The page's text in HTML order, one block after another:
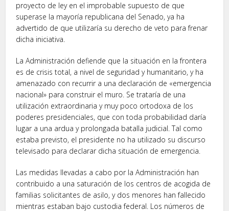
proyecto de ley en el improbable supuesto de que
superase la mayoría republicana del Senado, ya ha
advertido de que utilizaría su derecho de veto para frenar
dicha iniciativa.
La Administración defiende que la situación en la frontera
es de crisis total, a nivel de seguridad y humanitario, y ha
amenazado con recurrir a una declaración de «emergencia
nacional» para construir el muro. Se trataría de una
utilización extraordinaria y muy poco ortodoxa de los
poderes presidenciales, que con toda probabilidad daría
lugar a una ardua y prolongada batalla judicial. Tal como
estaba previsto, el presidente no ha utilizado su discurso
televisado para declarar dicha situación de emergencia.
Las medidas llevadas a cabo por la Administración han
contribuido a una saturación de los centros de acogida de
familias solicitantes de asilo, y dos menores han fallecido
mientras estaban bajo custodia federal. Los números de